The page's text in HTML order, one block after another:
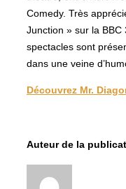
Comedy. Très
Junction » sur la
spectacles sont
dans une veine
Découvrez Mr.
Auteur de la